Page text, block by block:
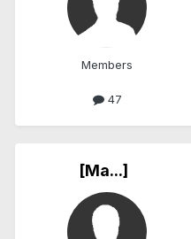
Members
47
[Ma...]